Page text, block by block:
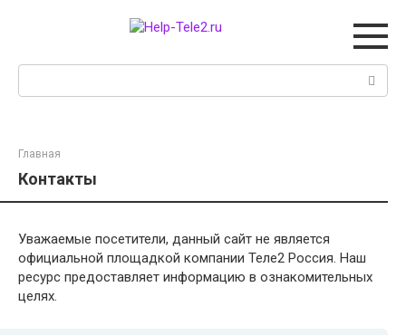
Главная
Контакты
Уважаемые посетители, данный сайт не является
официальной площадкой компании Теле2 Россия. Наш
ресурс предоставляет информацию в ознакомительных
целях.